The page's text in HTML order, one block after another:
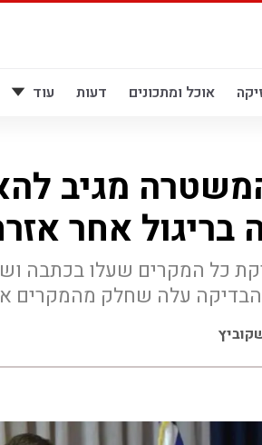
אוכל ומתכונים דעות עוד
מגיב
אחר
כל המקרים שעלו בכתבה
עלה שחלק מהמקרים